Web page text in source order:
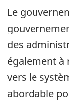
Le
des
également à
vers le
abordable